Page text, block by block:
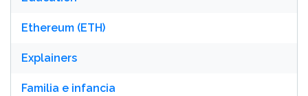
Ethereum (ETH)
Explainers
Familia e infancia